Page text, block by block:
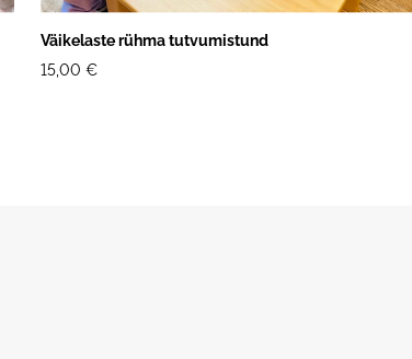
Väikelaste rühma tutvumistund
15,00 €